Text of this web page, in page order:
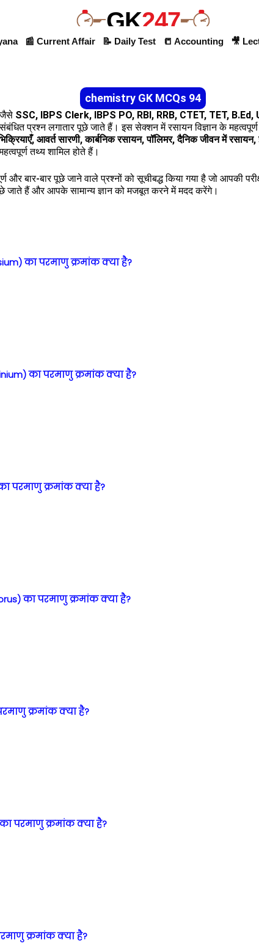
GK247
📰 Current Affair 📝 Daily Test 📒 Accounting 🎥
chemistry GK MCQs 94
जैसे SSC, IBPS Clerk, IBPS PO, RBI, RRB, CTET, TET, B.Ed,
प्रश्न लगातार पूछे जाते हैं। इस सेक्शन में रसायन विज्ञान के
आवर्त सारणी, कार्बनिक रसायन, पॉलिमर, दैनिक जीवन में
तथ्य शामिल होते हैं।
और बार-बार पूछे जाने वाले प्रश्नों को सूचीबद्ध किया गया है जो आपकी
जाते हैं और आपके सामान्य ज्ञान को मजबूत करने में मदद करेंगे।
का परमाणु क्रमांक क्या है?
का परमाणु क्रमांक क्या है?
परमाणु क्रमांक क्या है?
का परमाणु क्रमांक क्या है?
क्रमांक क्या है?
परमाणु क्रमांक क्या है?
क्रमांक क्या है?